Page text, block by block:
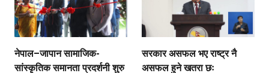
नेपाल–जापान सामाजिक-
सांस्कृतिक समानता प्रदर्शनी शुरु
सरकार असफल भए राष्ट्र नै
असफल हुने खतरा छः